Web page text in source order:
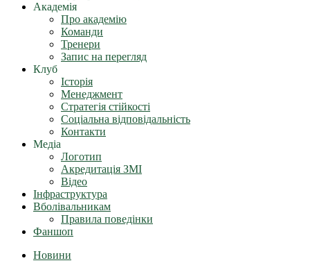
Академія
Про академію
Команди
Тренери
Запис на перегляд
Клуб
Історія
Менеджмент
Стратегія стійкості
Соціальна відповідальність
Контакти
Медіа
Логотип
Акредитація ЗМІ
Відео
Інфраструктура
Вболівальникам
Правила поведінки
Фаншоп
Новини